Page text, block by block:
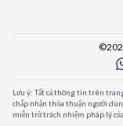
Lưu ý: Tất cả thông tin trên
chấp nhận thỏa thuận người
miễn trừ trách nhiệm pháp lý